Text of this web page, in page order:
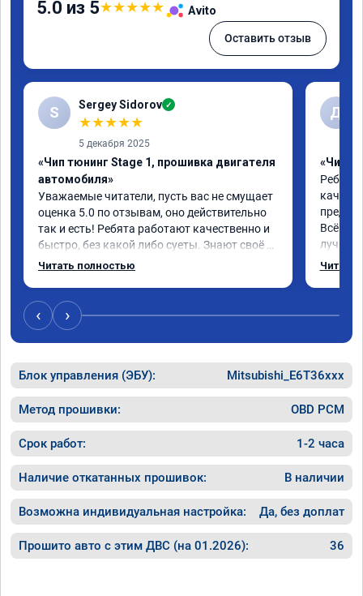
5.0 из 5★★★★★ Avito
Оставить отзыв
S Sergey Sidorov ✓
★★★★★
5 декабря 2025
«Чип тюнинг Stage 1, прошивка двигателя
автомобиля»
Уважаемые читатели, пусть вас не смущает
оценка 5.0 по отзывам, оно действительно
так и есть! Ребята работают качественно и
быстро, без какой либо суеты. Знают своё
дело от и до! Мне чипанули Mitsubishi Pajero
Большое спасибо! Успехов вам и вашей
команде! Только газ!
Читать полностью
Д
«Чип
Ребята
Всё
лучше,
Читать
‹ ›
Блок управления (ЭБУ): Mitsubishi_E6T36xxx
Метод прошивки: OBD PCM
Срок работ: 1-2 часа
Наличие откатанных прошивок: В наличии
Возможна индивидуальная настройка: Да, без доплат
Прошито авто с этим ДВС (на 01.2026): 36